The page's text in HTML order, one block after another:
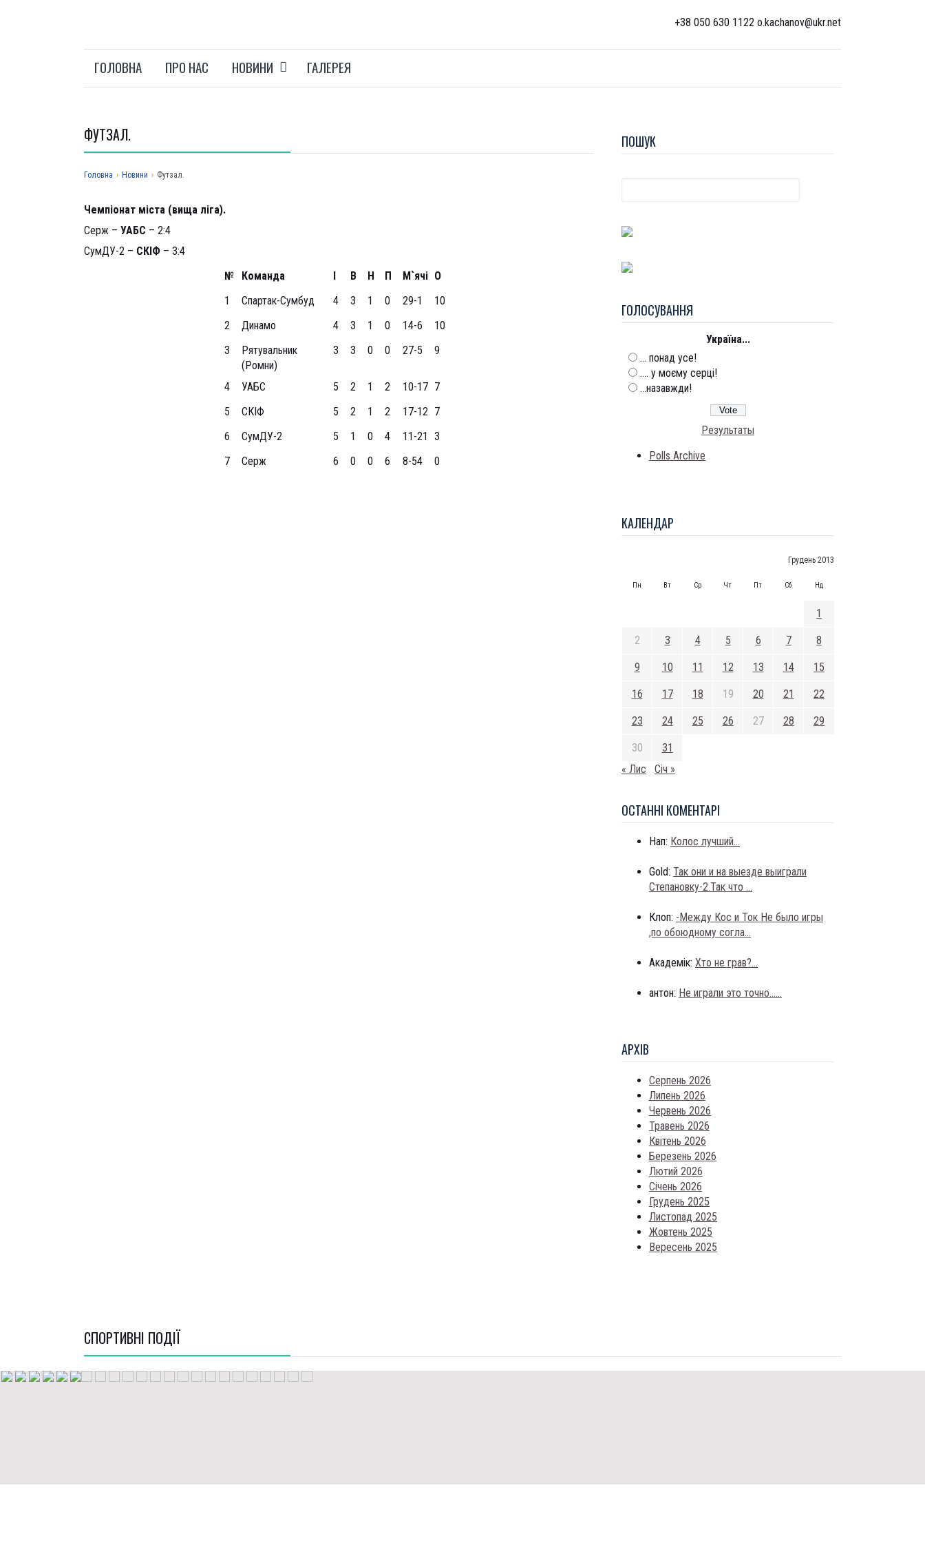
+38 050 630 1122 o.kachanov@ukr.net
ГОЛОВНА ПРО НАС НОВИНИ ГАЛЕРЕЯ
ПОШУК
ГОЛОСУВАННЯ
Україна...
... понад усе!
.... у моєму серці!
...назавжди!
Результаты
Polls Archive
КАЛЕНДАР
Грудень 2013
Пн Вт Ср Чт Пт Сб Нд
1
2 3 4 5 6 7 8
9 10 11 12 13 14 15
16 17 18 19 20 21 22
23 24 25 26 27 28 29
30
31
« Лис
Січ »
ОСТАННI КОМЕНТАРI
Нап: Колос лучший...
Gold: Так они и на выезде выиграли
Степановку-2.Так что ...
Клоп: -Между Кос и Ток Не было игры
,по обоюдному согла...
Академік: Хто не грав?...
антон: Не играли это точно......
АРХIВ
Серпень 2026
Липень 2026
Червень 2026
Травень 2026
Квітень 2026
Березень 2026
Лютий 2026
Січень 2026
Грудень 2025
Листопад 2025
Жовтень 2025
Вересень 2025
ФУТЗАЛ.
Головна › Новини › Футзал.
Чемпіонат міста (вища ліга).
Серж – УАБС – 2:4
СумДУ-2 – СКІФ – 3:4
№
Команда І В Н П М`ячі О
1
Спартак-Сумбуд 4 3 1 0 29-1
10
2
Динамо 4 3 1 0 14-6
10
3
Рятувальник
(Ромни)
3 3 0 0 27-5 9
4 УАБС 5 2 1 2 10-17 7
5
СКІФ 5 2 1 2 17-12 7
6
СумДУ-2 5 1 0 4 11-21 3
7
Серж 6 0 0 6 8-54 0
СПОРТИВНI ПОДІЇ